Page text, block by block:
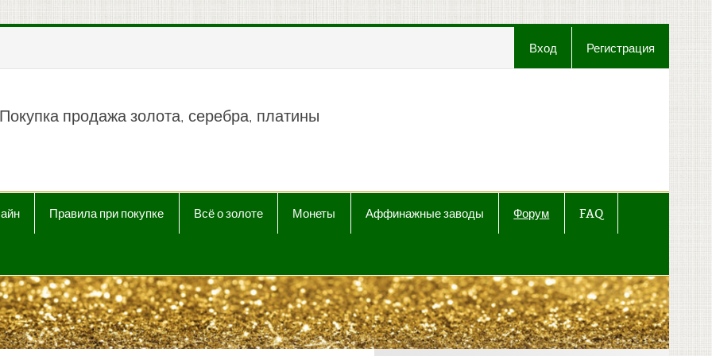
Вход Регистрация
продать Au, Ag, Pt
Покупка продажа золота, серебра, платины
Правила при покупке Всё о золоте Монеты Аффинажные заводы Форум FAQ